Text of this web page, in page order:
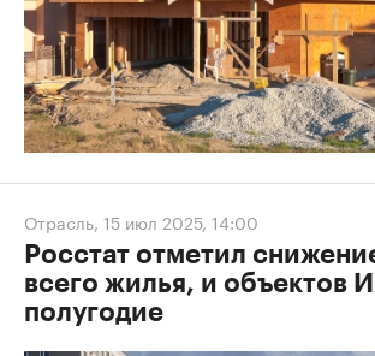
Отрасль, 15 июл 2025, 14:00
Росстат отметил
всего жилья, и объектов
полугодие